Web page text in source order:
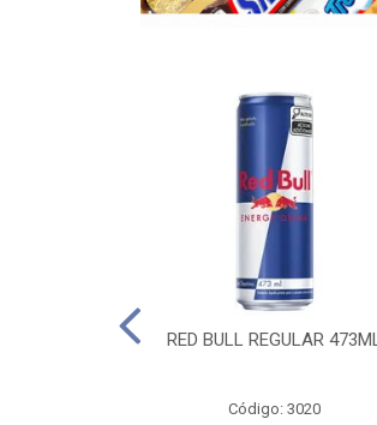
RED BULL REGULAR 473ML
Código: 3020